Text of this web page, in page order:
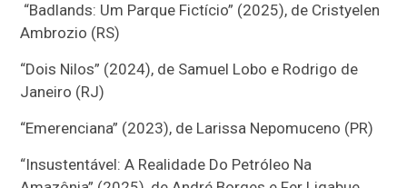
“Badlands: Um Parque Fictício” (2025), de Cristyelen
Ambrozio (RS)
“Dois Nilos” (2024), de Samuel Lobo e Rodrigo de
Janeiro (RJ)
“Emerenciana” (2023), de Larissa Nepomuceno (PR)
“Insustentável: A Realidade Do Petróleo Na